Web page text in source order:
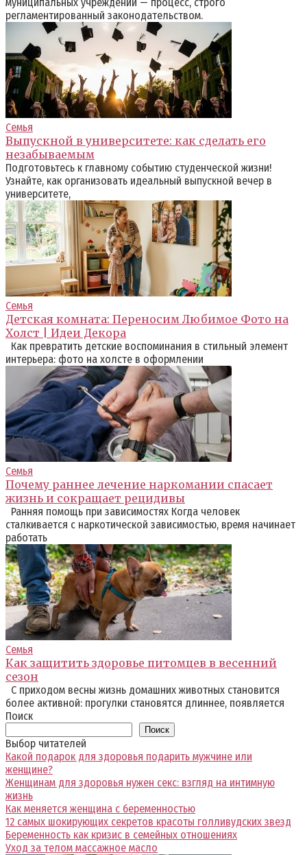
регламентированный законодательством.
Семья
Выпускной в университете: как сделать его
незабываемым
Подготовьтесь к главному событию студенческой жизни!
Узнайте, как организовать идеальный выпускной вечер в
университете,
Семья
Детская комната: Переносим Любимое Фото на
Холст | Идеи Декора
Как превратить детские воспоминания в стильный элемент
интерьера: фото на холсте в оформлении
Семья
Почему раннее лечение наркомании спасает
жизнь и сокращает рецидивы
Ранняя помощь при зависимостях Когда человек
сталкивается с наркотической зависимостью, время начинает
работать
Семья
Как защитить здоровье питомцев в весенний
сезон
С приходом весны жизнь домашних животных становится
более активной: прогулки становятся длиннее, появляется
Поиск
Поиск
Выбор читателей
Какой подарок для здоровья подарить мужчине или
женщине?
Женщинам для здоровья нужен секс: взгляд на интимную
жизнь
Как меняется женщина с беременностью
12 самых шокирующих секретов красоты голливудских звезд
Беременность как кризис в семейных отношениях
Уход за телом массажное масло